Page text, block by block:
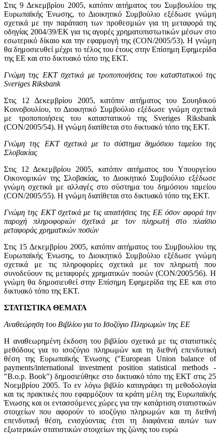
Στις 9 Δεκεμβρίου 2005, κατόπιν αιτήματος του Συμβουλίου της
Ευρωπαϊκής Ένωσης, το Διοικητικό Συμβούλιο εξέδωσε γνώμη
σχετικά με την παράταση των προθεσμιών για τη μεταφορά της
οδηγίας 2004/39/EΚ για τις αγορές χρηµατοπιστωτικών µέσων στο
εσωτερικό δίκαιο και την εφαρμογή της (CON/2005/53). Η γνώμη
θα δημοσιευθεί μέχρι το τέλος του έτους στην Επίσημη Εφημερίδα
της ΕΕ και στο δικτυακό τόπο της ΕΚΤ.
Γνώμη της ΕΚΤ σχετικά με τροποποιήσεις του καταστατικού της
Sveriges Riksbank
Στις 12 Δεκεμβρίου 2005, κατόπιν αιτήματος του Σουηδικού
Κοινοβουλίου, το Διοικητικό Συμβούλιο εξέδωσε γνώμη σχετικά
με τροποποιήσεις του καταστατικού της Sveriges Riksbank
(CON/2005/54). Η γνώμη διατίθεται στο δικτυακό τόπο της ΕΚΤ.
Γνώμη της ΕΚΤ σχετικά με το σύστημα δημόσιου ταμείου της
Σλοβακίας
Στις 12 Δεκεμβρίου 2005, κατόπιν αιτήματος του Υπουργείου
Οικονομικών της Σλοβακίας, το Διοικητικό Συμβούλιο εξέδωσε
γνώμη σχετικά με αλλαγές στο σύστημα του δημόσιου ταμείου
(CON/2005/55). Η γνώμη διατίθεται στο δικτυακό τόπο της ΕΚΤ.
Γνώμη της ΕΚΤ σχετικά με τις απαιτήσεις της ΕΕ όσον αφορά την
παροχή πληροφοριών σχετικά με τον πληρωτή στο πλαίσιο
μεταφοράς χρηματικών ποσών
Στις 15 Δεκεμβρίου 2005, κατόπιν αιτήματος του Συμβουλίου της
Ευρωπαϊκής Ένωσης, το Διοικητικό Συμβούλιο εξέδωσε γνώμη
σχετικά με τις πληροφορίες σχετικά με τον πληρωτή που
συνοδεύουν τις μεταφορές χρηματικών ποσών (CON/2005/56). Η
γνώμη θα δημοσιευθεί στην Επίσημη Εφημερίδα της ΕΕ και στο
δικτυακό τόπο της ΕΚΤ.
ΣΤΑΤΙΣΤΙΚΑ ΘΕΜΑΤΑ
Αναθεώρηση του Βιβλίου για το Ισοζύγιο Πληρωμών της ΕΕ
Η αναθεωρημένη έκδοση του βιβλίου σχετικά με τις στατιστικές
μεθόδους για το ισοζύγιο πληρωμών και τη διεθνή επενδυτική
θέση της Ευρωπαϊκής Ένωσης ("European Union balance of
payments/international investment position statistical methods -
"B.o.p. Book") δημοσιεύθηκε στο δικτυακό τόπο της ΕΚΤ στις 25
Νοεμβρίου 2005. Το εν λόγω βιβλίο καταγράφει τη μεθοδολογία
και τις πρακτικές που εφαρμόζουν τα κράτη μέλη της Ευρωπαϊκής
Ένωσης και οι εντασσόμενες χώρες για την κατάρτιση στατιστικών
στοιχείων που αφορούν το ισοζύγιο πληρωμών και τη διεθνή
επενδυτική θέση, ενισχύοντας έτσι τη διαφάνεια αυτών των
εξωτερικών στατιστικών στοιχείων της ζώνης του ευρώ